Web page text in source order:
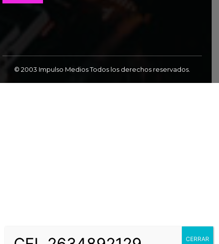
© 2003 Impulso Medios Todos los derechos reservados.